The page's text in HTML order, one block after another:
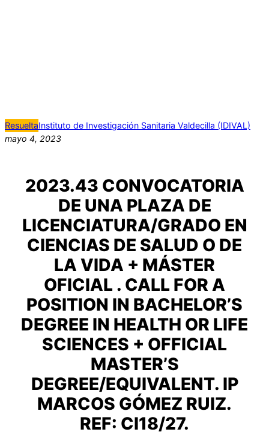
ResueltaInstituto de Investigación Sanitaria Valdecilla (IDIVAL)
mayo 4, 2023
2023.43 CONVOCATORIA
DE UNA PLAZA DE
LICENCIATURA/GRADO EN
CIENCIAS DE SALUD O DE
LA VIDA + MÁSTER
OFICIAL . CALL FOR A
POSITION IN BACHELOR’S
DEGREE IN HEALTH OR LIFE
SCIENCES + OFFICIAL
MASTER’S
DEGREE/EQUIVALENT. IP
MARCOS GÓMEZ RUIZ.
REF: CI18/27.